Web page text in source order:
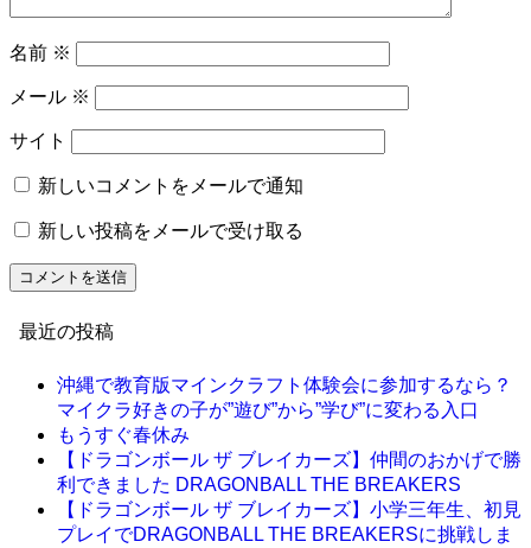
名前 ※
メール ※
サイト
新しいコメントをメールで通知
新しい投稿をメールで受け取る
最近の投稿
沖縄で教育版マインクラフト体験会に参加するなら？
マイクラ好きの子が”遊び”から”学び”に変わる入口
もうすぐ春休み
【ドラゴンボール ザ ブレイカーズ】仲間のおかげで勝
利できました DRAGONBALL THE BREAKERS
【ドラゴンボール ザ ブレイカーズ】小学三年生、初見
プレイでDRAGONBALL THE BREAKERSに挑戦しま